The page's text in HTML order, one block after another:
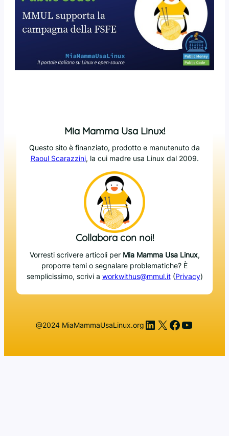
Mia Mamma Usa Linux!
Questo sito è finanziato, prodotto e manutenuto da
Raoul Scarazzini, la cui madre usa Linux dal 2009.
Collabora con noi!
Vorresti scrivere articoli per Mia Mamma Usa Linux,
proporre temi o segnalare problematiche? È
semplicissimo, scrivi a workwithus@mmul.it(Privacy)
@2024 MiaMammaUsaLinux.org LinkedIn
X Facebook